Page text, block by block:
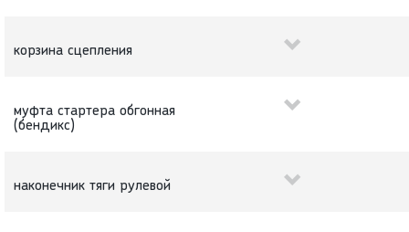
корзина сцепления
муфта стартера обгонная
(бендикс)
наконечник тяги рулевой